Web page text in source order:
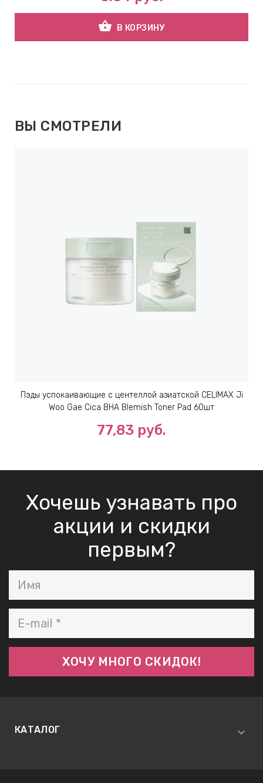
shopping_basket В КОРЗИНУ
ВЫ СМОТРЕЛИ
Пэды успокаивающие с центеллой азиатской CELIMAX Ji
Woo Gae Cica BHA Blemish Toner Pad 60шт
77,83 руб.
Хочешь узнавать про
акции и скидки
первым?
КАТАЛОГ